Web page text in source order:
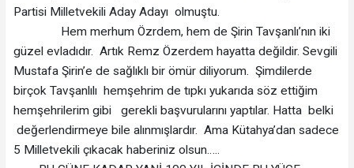
Partisi Milletvekili Aday Adayı olmuştu.
Hem merhum Özrdem, hem de Şirin Tavşanlı’nın iki
güzel evladıdır. Artık Remz Özerdem hayatta değildir. Sevgili
Mustafa Şirin’e de sağlıklı bir ömür diliyorum. Şimdilerde
birçok Tavşanlılı hemşehrim de tıpkı yukarıda söz ettiğim
hemşehrilerim gibi gerekli başvurularını yaptılar. Hatta belki
değerlendirmeye bile alınmışlardır. Ama Kütahya’dan sadece
5 Milletvekili çıkacak haberiniz olsun…..